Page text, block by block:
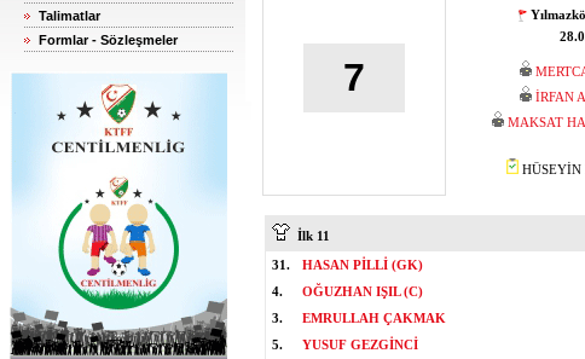
Talimatlar
Formlar - Sözleşmeler
7
İRFAN
MAKSAT
HÜSEYİN
İlk 11
31.
HASAN PİLLİ (GK)
4.
OĞUZHAN IŞIL (C)
3.
EMRULLAH ÇAKMAK
5.
YUSUF GEZGİNCİ